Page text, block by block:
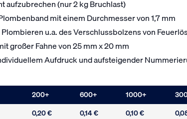
aufzubrechen (nur 2 kg Bruchlast)
mit einem Durchmesser von 1,7 mm
u.a. des Verschlussbolzens von
großer Fahne von 25 mm x 20 mm
Aufdruck und aufsteigender
200+ 600+ 1000+
0,20 € 0,14 € 0,10 €